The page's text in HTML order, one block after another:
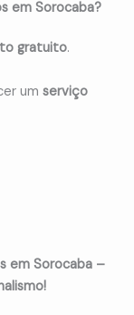
em Sorocaba?
gratuito.
um serviço
em Sorocaba –